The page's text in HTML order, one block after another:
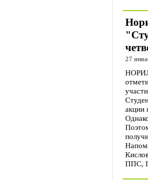
27
акции
ППС,